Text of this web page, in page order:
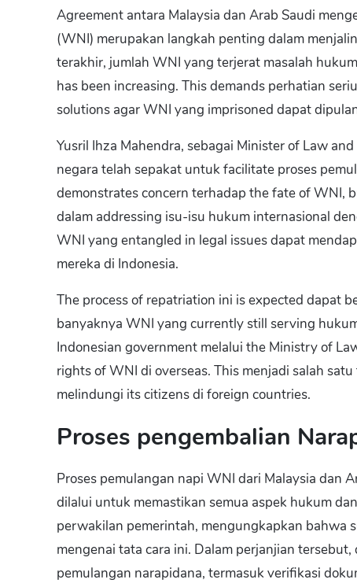
Agreement antara Malaysia dan Arab Saudi
(WNI) merupakan langkah penting dalam
terakhir, jumlah WNI yang terjerat masalah
has been increasing. This demands perhatian
solutions agar WNI yang imprisoned dapat
Yusril Ihza Mahendra, sebagai Minister of Law
negara telah sepakat untuk facilitate proses
demonstrates concern terhadap the fate of WNI,
dalam addressing isu-isu hukum internasional
WNI yang entangled in legal issues dapat
mereka di Indonesia.
The process of repatriation ini is expected dapat
banyaknya WNI yang currently still serving
Indonesian government melalui the Ministry of
rights of WNI di overseas. This menjadi salah
melindungi its citizens di foreign countries.
Proses pengembalian
Proses pemulangan napi WNI dari Malaysia dan
dilalui untuk memastikan semua aspek hukum
perwakilan pemerintah, mengungkapkan bahwa
mengenai tata cara ini. Dalam perjanjian
pemulangan narapidana, termasuk verifikasi